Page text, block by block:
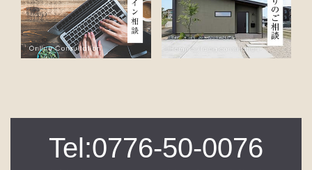
Tel:0776-50-0076